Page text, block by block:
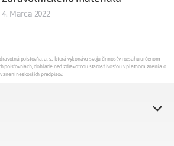
4. Marca 2022
poisťovňa, a. s., ktorá vykonáva svoju činnosť v rozsahu určenom
poisťovniach, dohľade nad zdravotnou starostlivosťou v platnom znení a o
znení neskorších predpisov.